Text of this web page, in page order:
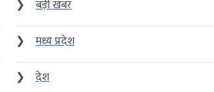
❯
बड़ी खबर
❯
मध्य प्रदेश
❯
देश